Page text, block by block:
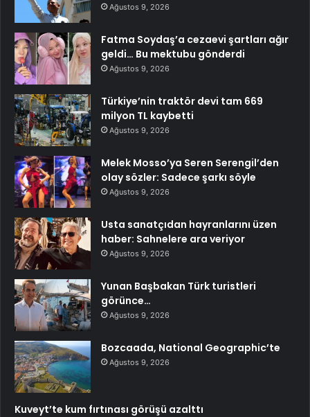
Ağustos 9, 2026
Fatma Soydaş’a cezaevi şartları ağır
geldi… Bu mektubu gönderdi
Ağustos 9, 2026
Türkiye’nin traktör devi tam 669
milyon TL kaybetti
Ağustos 9, 2026
Melek Mosso’ya Seren Serengil’den
olay sözler: Sadece şarkı söyle
Ağustos 9, 2026
Usta sanatçıdan hayranlarını üzen
haber: Sahnelere ara veriyor
Ağustos 9, 2026
Yunan Başbakan Türk turistleri
görünce…
Ağustos 9, 2026
Bozcaada, National Geographic’te
Ağustos 9, 2026
Kuveyt’te kum fırtınası görüşü azalttı